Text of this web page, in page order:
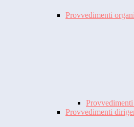
Provvedimenti
Provvedimenti